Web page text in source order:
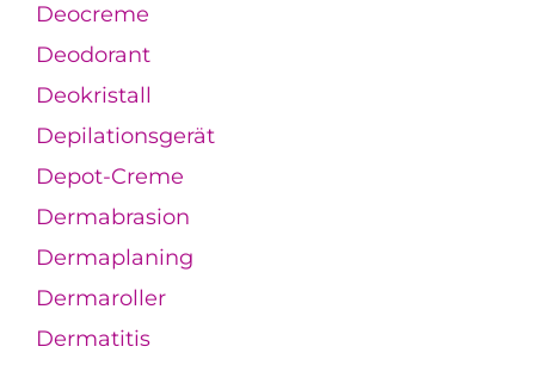
Deocreme
Deodorant
Deokristall
Depilationsgerät
Depot-Creme
Dermabrasion
Dermaplaning
Dermaroller
Dermatitis